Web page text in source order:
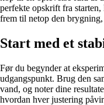
perfekte opskrift fra
frem til netop den
Start med et
Før du begynder at
udgangspunkt. Brug den
vand, og noter dine
hvordan hver justering